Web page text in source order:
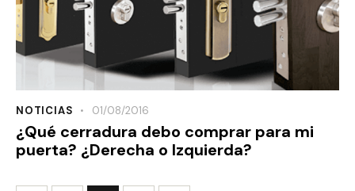
NOTICIAS 01/08/2016
¿Qué cerradura debo comprar para mi
puerta? ¿Derecha o Izquierda?